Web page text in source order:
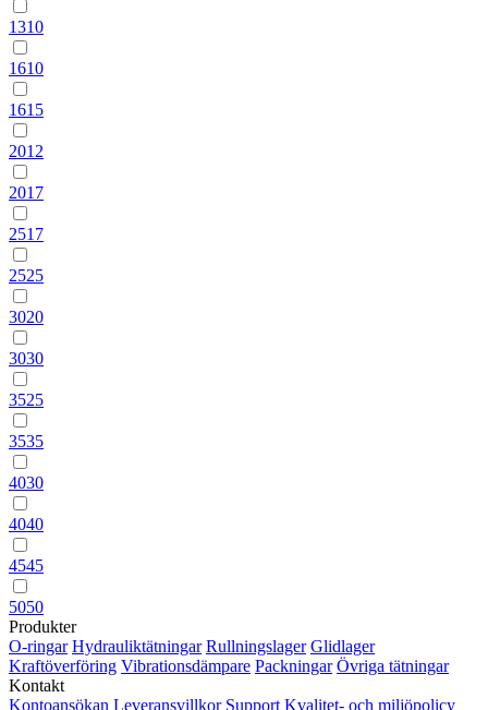
1310
1610
1615
2012
2017
2517
2525
3020
3030
3525
3535
4030
4040
4545
5050
Produkter
O-ringar Hydrauliktätningar Rullningslager Glidlager
Kraftöverföring Vibrationsdämpare Packningar Övriga tätningar
Kontakt
Kontoansökan Leveransvillkor Support Kvalitet- och miljöpolicy